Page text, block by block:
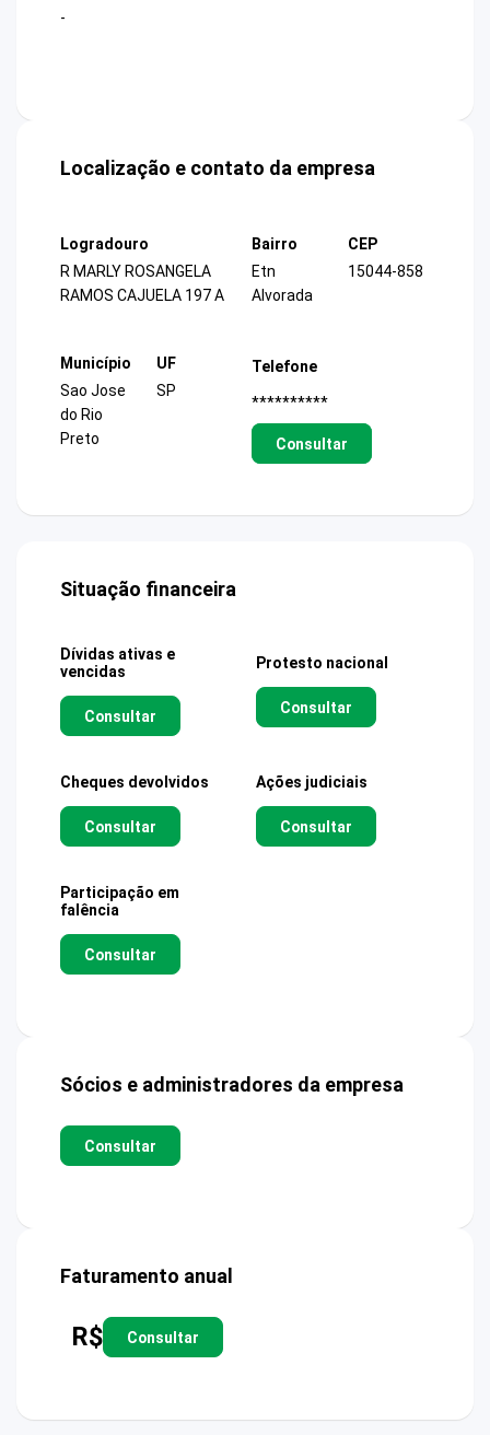
-
Localização e contato da empresa
Logradouro
R MARLY ROSANGELA
RAMOS CAJUELA 197 A
Bairro
Etn
Alvorada
CEP
15044-858
Município
Sao Jose
do Rio
Preto
UF
SP
Telefone
**********
Consultar
Situação financeira
Dívidas ativas e
vencidas
Consultar
Protesto nacional
Consultar
Cheques devolvidos
Consultar
Ações judiciais
Consultar
Participação em
falência
Consultar
Sócios e administradores da empresa
Consultar
Faturamento anual
R$ Consultar